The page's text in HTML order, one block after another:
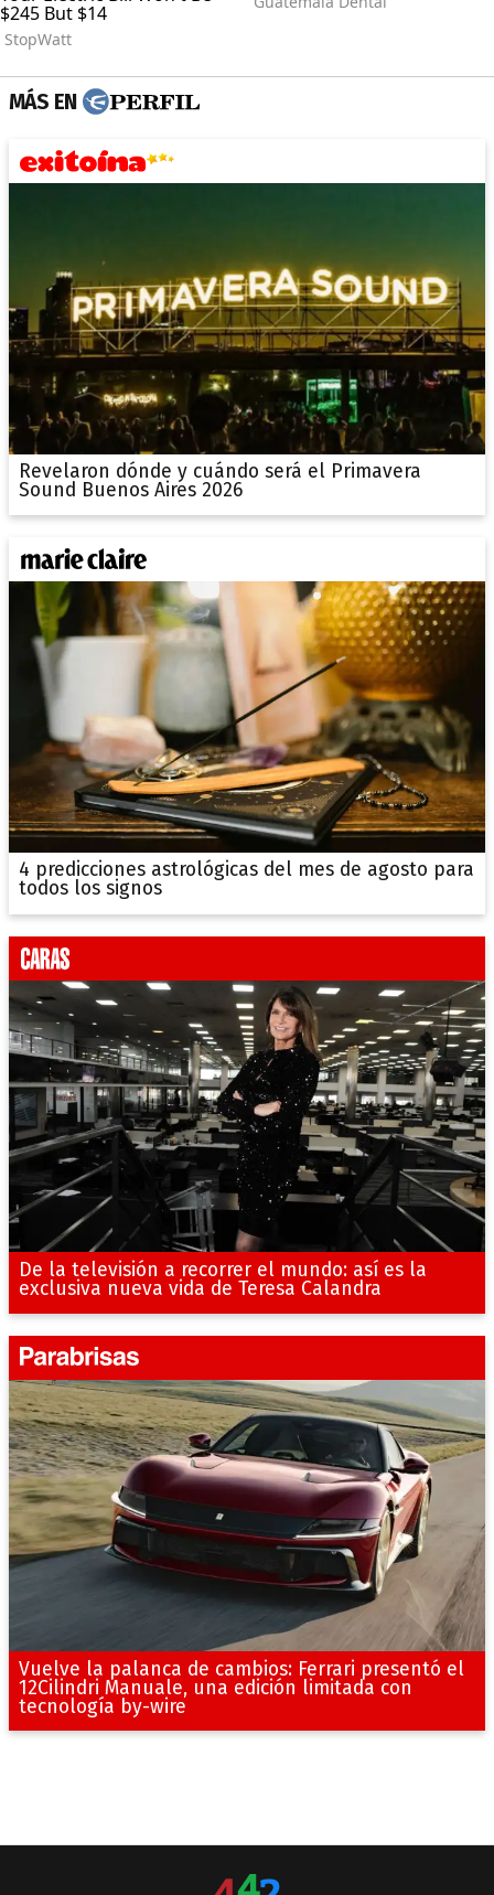
MÁS EN
Revelaron dónde y cuándo será el Primavera
Sound Buenos Aires 2026
4 predicciones astrológicas del mes de agosto para
todos los signos
De la televisión a recorrer el mundo: así es la
exclusiva nueva vida de Teresa Calandra
Vuelve la palanca de cambios: Ferrari presentó el
12Cilindri Manuale, una edición limitada con
tecnología by-wire